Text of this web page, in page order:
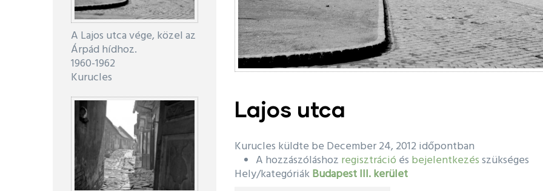
Lajos utca
Kurucles küldte be December 24, 2012 időpontban
A hozzászóláshoz regisztráció és bejelentkezésszükséges
Hely/kategóriákBudapest III. kerület
A Lajos utca vége, közel az
Árpád hídhoz.
1960-1962
Kurucles